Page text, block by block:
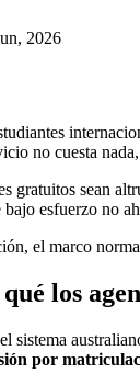
2026
no cuesta
gratuitos sean
esfuerzo no
el marco
los
sistema
por